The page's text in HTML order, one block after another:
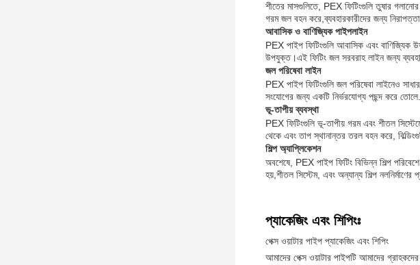
শীতের মাসগুলিতে, PEX ফিটিংগুলি তুষার
গরম জল বহন করে,ব্যবহারকারীদের জন্য
আবাসিক ও বাণিজ্যিক পাইপলাইন
PEX পাইপ ফিটিংগুলি আবাসিক এবং বাণিজ্যিক
উপযুক্ত।এই ফিটিং জল সরবরাহ লাইন জন্য
জল পরিষেবা লাইন
PEX পাইপ ফিটিংগুলি জল পরিষেবা লাইনেও
সংযোগের জন্য একটি নির্ভরযোগ্য পছন্দ করে তোলে.
ভূ-তাপীয় ব্যবস্থা
PEX ফিটিংগুলি ভূ-তাপীয় গরম এবং শীতল
থেকে এবং তাপ স্থানান্তর তরল বহন করে,
শিল্প অ্যাপ্লিকেশন
অবশেষে, PEX পাইপ ফিটিং বিভিন্ন শিল্প
হয়,শীতল সিস্টেম, এবং অন্যান্য শিল্প নলনির্মাণের
প্যাকেজিং এবং শিপিংঃ
পেক্স ওয়াটার পাইপ প্যাকেজিং এবং শিপিং
আমাদের পেক্স ওয়াটার পাইপটি আমাদের